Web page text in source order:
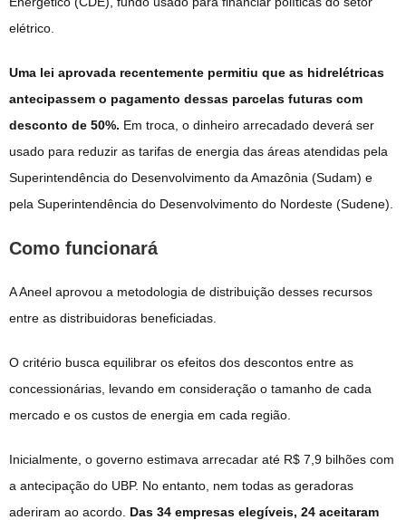
elétrico.
Uma lei aprovada recentemente permitiu que as hidrelétricas
antecipassem o pagamento dessas parcelas futuras com
desconto de 50%. Em troca, o dinheiro arrecadado deverá ser
usado para reduzir as tarifas de energia das áreas atendidas pela
Superintendência do Desenvolvimento da Amazônia (Sudam) e
pela Superintendência do Desenvolvimento do Nordeste (Sudene).
Como funcionará
A Aneel aprovou a metodologia de distribuição desses recursos
entre as distribuidoras beneficiadas.
O critério busca equilibrar os efeitos dos descontos entre as
concessionárias, levando em consideração o tamanho de cada
mercado e os custos de energia em cada região.
Inicialmente, o governo estimava arrecadar até R$ 7,9 bilhões com
a antecipação do UBP. No entanto, nem todas as geradoras
aderiram ao acordo. Das 34 empresas elegíveis, 24 aceitaram